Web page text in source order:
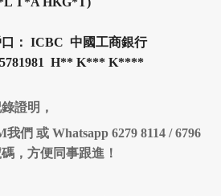
： ICBC 中國工商銀行
H** K*** K****
證明，
們 或 Whatsapp 6279 8114 / 6796
，方便同事跟進！